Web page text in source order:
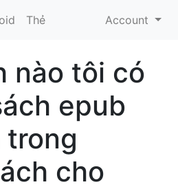
Thẻ Account
nào tôi có
epub
trong
cho